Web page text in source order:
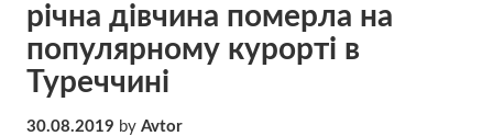
річна дівчина пoмepлa на
популярному курорті в
Туреччині
30.08.2019 by Avtor